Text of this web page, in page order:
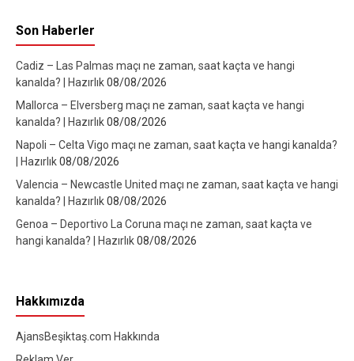
Son Haberler
Cadiz – Las Palmas maçı ne zaman, saat kaçta ve hangi
kanalda? | Hazırlık08/08/2026
Mallorca – Elversberg maçı ne zaman, saat kaçta ve hangi
kanalda? | Hazırlık08/08/2026
Napoli – Celta Vigo maçı ne zaman, saat kaçta ve hangi kanalda?
| Hazırlık08/08/2026
Valencia – Newcastle United maçı ne zaman, saat kaçta ve hangi
kanalda? | Hazırlık08/08/2026
Genoa – Deportivo La Coruna maçı ne zaman, saat kaçta ve
hangi kanalda? | Hazırlık08/08/2026
Hakkımızda
AjansBeşiktaş.com Hakkında